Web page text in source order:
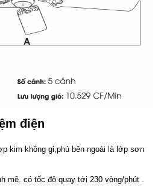
điện
kim không gỉ,phủ bên ngoài là lớp sơn
mẽ. có tốc độ quay tới 230 vòng/phút .